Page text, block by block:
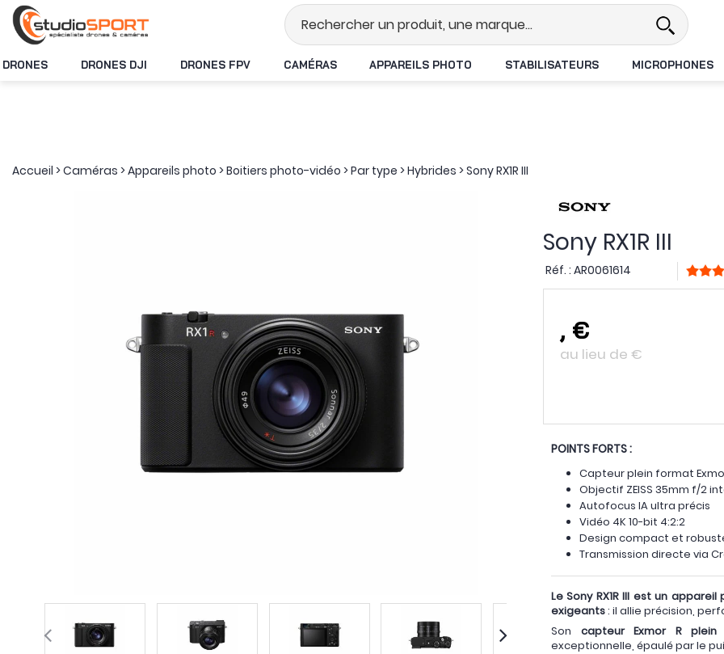
Stock en temps réel
DRONES DRONES DJI DRONES FPV CAMÉRAS APPAREILS PHOTO STABILISATEURS MICROPHONES
Accueil >Caméras >Appareils photo >Boitiers photo-vidéo >Par type >Hybrides >Sony RX1R III
Sony RX1R III
Réf. : AR0061614
, €
au lieu de €
POINTS FORTS :
Capteur plein format Exmor
Objectif ZEISS 35mm f/2
Autofocus IA ultra précis
Vidéo 4K 10-bit 4:2:2
Design compact et
Transmission directe via
Le Sony RX1R III est un
exigeants: il allie précision,
Son capteur Exmor R
exceptionnelle, épaulé par le